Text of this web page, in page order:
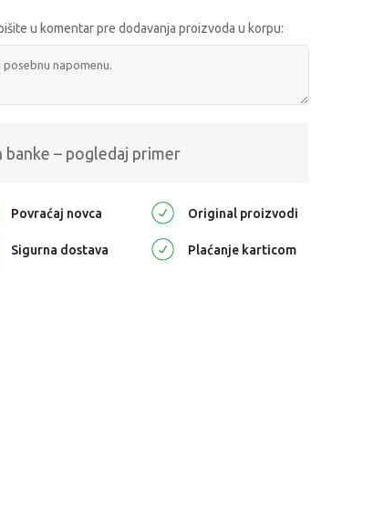
u komentar pre dodavanja proizvoda u korpu:
– pogledaj primer
Povraćaj novca Original proizvodi
Sigurna dostava Plaćanje karticom